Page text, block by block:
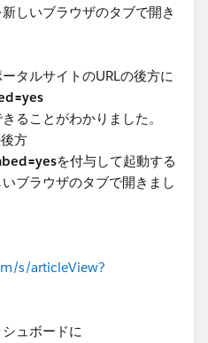
しいブラウザのタブで開き
タルサイトのURLの後方に
ることがわかりました。
方
を付与して起動する
ブラウザのタブで開きまし
s/articleView?
ュボードに